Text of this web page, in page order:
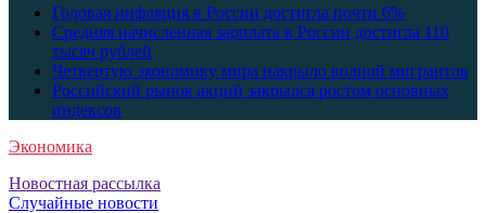
Годовая инфляция в России достигла почти 6%
Средняя начисленная зарплата в России достигла 110
тысяч рублей
Четвертую экономику мира накрыло волной мигрантов
Российский рынок акций закрылся ростом основных
индексов
Экономика
Новостная рассылка
Случайные новости